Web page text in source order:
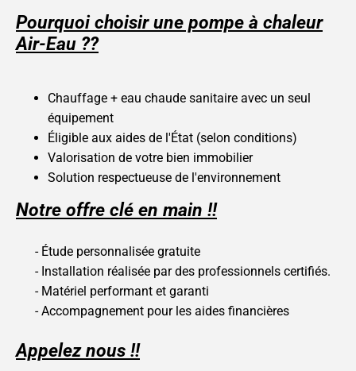
Pourquoi choisir une pompe à chaleur
Air-Eau ??
Chauffage + eau chaude sanitaire avec un seul
équipement
Éligible aux aides de l'État (selon conditions)
Valorisation de votre bien immobilier
Solution respectueuse de l'environnement
Notre offre clé en main !!
- Étude personnalisée gratuite
- Installation réalisée par des professionnels certifiés.
- Matériel performant et garanti
- Accompagnement pour les aides financières
Appelez nous !!